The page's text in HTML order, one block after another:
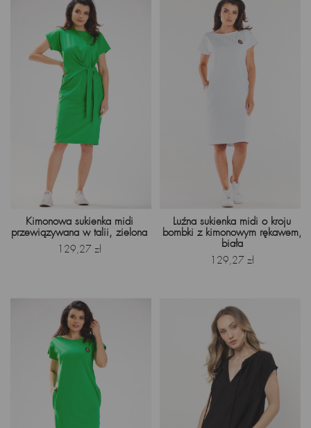
Kimonowa sukienka midi
przewiązywana w talii, zielona
Cena
129,27 zł
Luźna sukienka midi o kroju
bombki z kimonowym rękawem,
biała
Cena
129,27 zł